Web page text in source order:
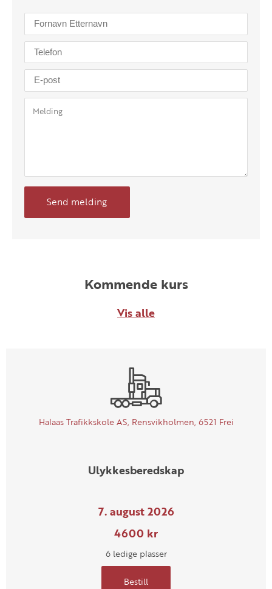
Send melding
Kommende kurs
Vis alle
Halaas Trafikkskole AS, Rensvikholmen, 6521 Frei
Ulykkesberedskap
7. august 2026
4600 kr
6 ledige plasser
Bestill